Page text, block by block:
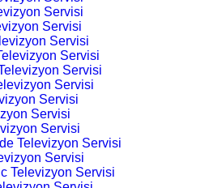
Servisi
Servisi
Servisi
Servisi
Servisi
Servisi
Servisi
Servisi
Servisi
Televizyon Servisi
Servisi
Televizyon Servisi